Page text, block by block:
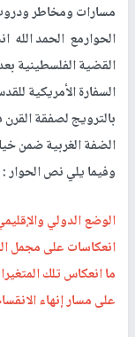
مسارات ومخاطر
الحوارمع الحمد
القضية الفلسطينية
السفارة الأمريكية
بالترويج لصفقة
الضفة الغربية ضمن
وفيما يلي نص الحوار :
الوضع الدولي
انعكاسات على مجمل
ما انعكاس تلك
على مسار إنهاء